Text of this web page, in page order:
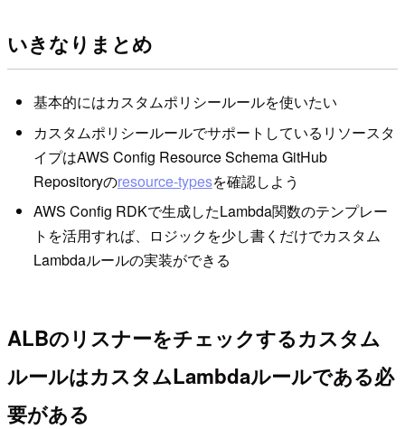
いきなりまとめ
基本的にはカスタムポリシールールを使いたい
カスタムポリシールールでサポートしているリソースタ
イプはAWS Config Resource Schema GitHub
Repositoryのresource-typesを確認しよう
AWS Config RDKで生成したLambda関数のテンプレー
トを活用すれば、ロジックを少し書くだけでカスタム
Lambdaルールの実装ができる
ALBのリスナーをチェックするカスタム
ルールはカスタムLambdaルールである必
要がある